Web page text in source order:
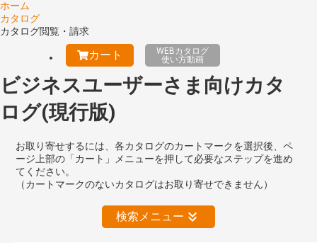
ホーム
カタログ
カタログ閲覧・請求
カート
WEBカタログ
使い方動画
ビジネスユーザーさま向けカタ
ログ(現行版)
お取り寄せするには、各カタログのカートマークを選択後、ペ
ージ上部の「カート」メニューを押して必要なステップを進め
てください。
（カートマークのないカタログはお取り寄せできません）
検索メニュー